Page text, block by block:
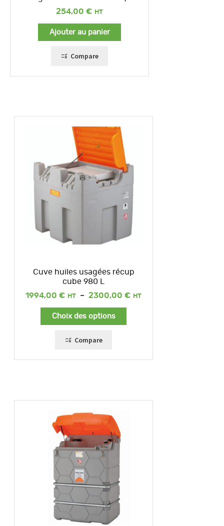
254,00 €
Ajouter au panier
Compare
Cuve huiles usagées récup
cube 980 L
1994,00 € – 2300,00 €
Plage
Choix des options
Compare